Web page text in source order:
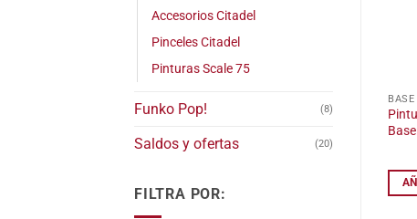
Accesorios Citadel
Pinceles Citadel
Pinturas Scale 75
Funko Pop! (8)
Saldos y ofertas (20)
FILTRA POR:
BASE